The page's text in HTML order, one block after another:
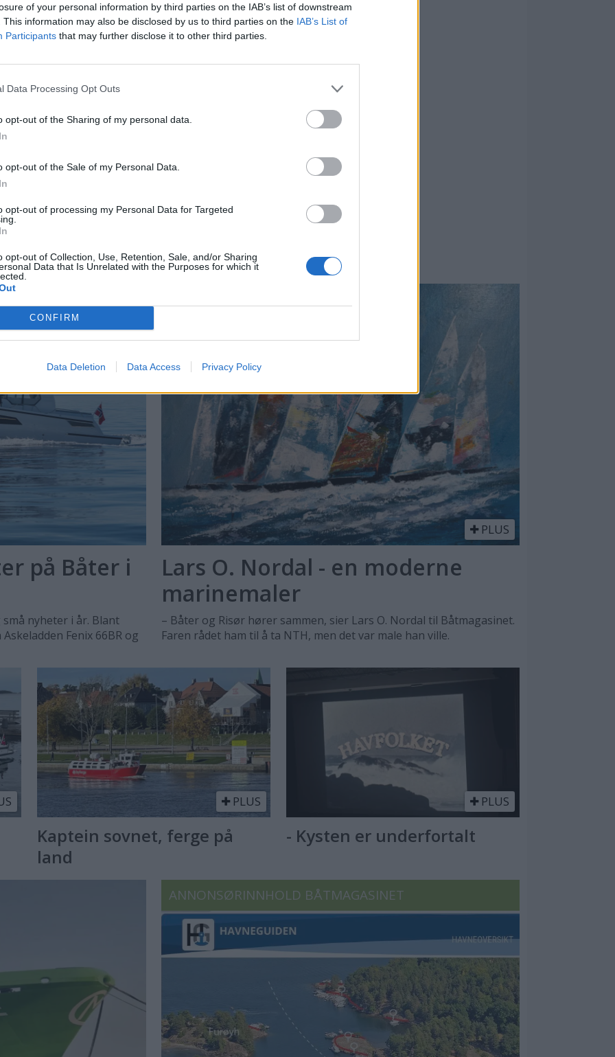
of your personal information by third parties on the IAB’s list of downstream
This information may also be disclosed by us to third parties on the IAB’s List of
Participants that may further disclose it to other third parties.
Data Processing Opt Outs
opt-out of the Sharing of my personal data.
opt-out of the Sale of my Personal Data.
opt-out of processing my Personal Data for Targeted
opt-out of Collection, Use, Retention, Sale, and/or Sharing
Data that Is Unrelated with the Purposes for which it
CONFIRM
Data Deletion Data Access Privacy Policy
drap på sønnen
på Bergen havn for snart to år
den tragiske hendelsen.
på Båter i
nyheter i år. Blant
Fenix 66BR og
PLUS
Lars O. Nordal - en moderne
marinemaler
– Båter og Risør hører sammen, sier Lars O. Nordal til Båtmagasinet.
Faren rådet ham til å ta NTH, men det var male han ville.
PLUS
Kaptein sovnet, ferge på
land
PLUS
- Kysten er underfortalt
ANNONSØRINNHOLD BÅTMAGASINET